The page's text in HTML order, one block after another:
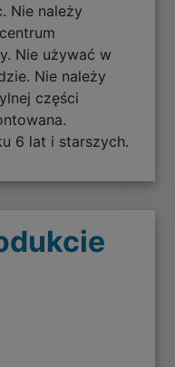
Nie należy
Nie używać w
Nie należy
części
6 lat i starszych.